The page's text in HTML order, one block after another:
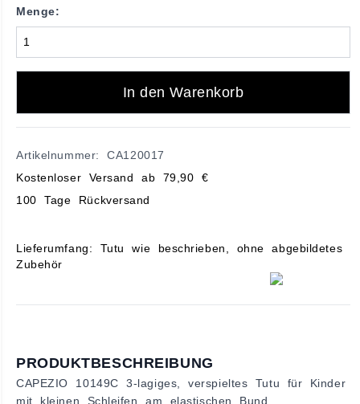
Menge:
In den Warenkorb
Artikelnummer: CA120017
Kostenloser Versand ab 79,90 €
100 Tage Rückversand
Lieferumfang: Tutu wie beschrieben, ohne abgebildetes
Zubehör
PRODUKTBESCHREIBUNG
CAPEZIO 10149C 3-lagiges, verspieltes Tutu für Kinder
mit kleinen Schleifen am elastischen Bund